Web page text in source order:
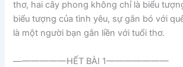
thơ, hai cây phong không chỉ là biểu
biểu tượng của tình yêu, sự gắn bó với
là một người bạn gắn liền với tuổi thơ.
——————HẾT BÀI 1———————